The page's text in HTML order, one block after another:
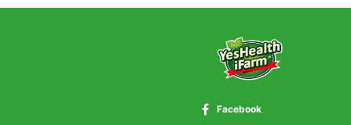
Facebook